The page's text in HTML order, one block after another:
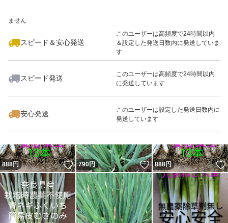
ません
スピード＆安心発送
このユーザーは高頻度で24時間以内
＆設定した発送日数内に発送していま
す
スピード発送
このユーザーは高頻度で24時間以内
に発送しています
安心発送
このユーザーは設定した発送日数内に
発送しています
いいね！
500
888円 いいね！
790円 いいね！
888円